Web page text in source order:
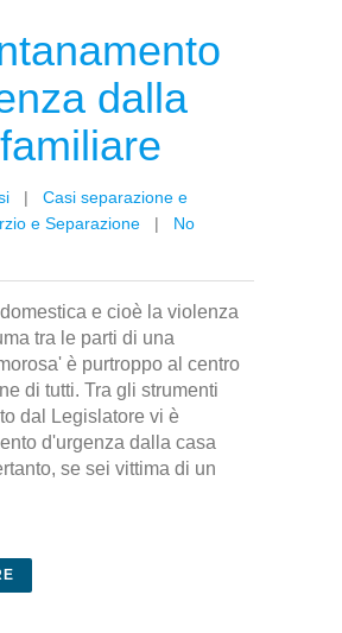
dalla
| Casi separazione e
e Separazione | No
e cioè la violenza
tra le parti di una
è purtroppo al centro
di tutti. Tra gli strumenti
dal Legislatore vi è
d'urgenza dalla casa
se sei vittima di un